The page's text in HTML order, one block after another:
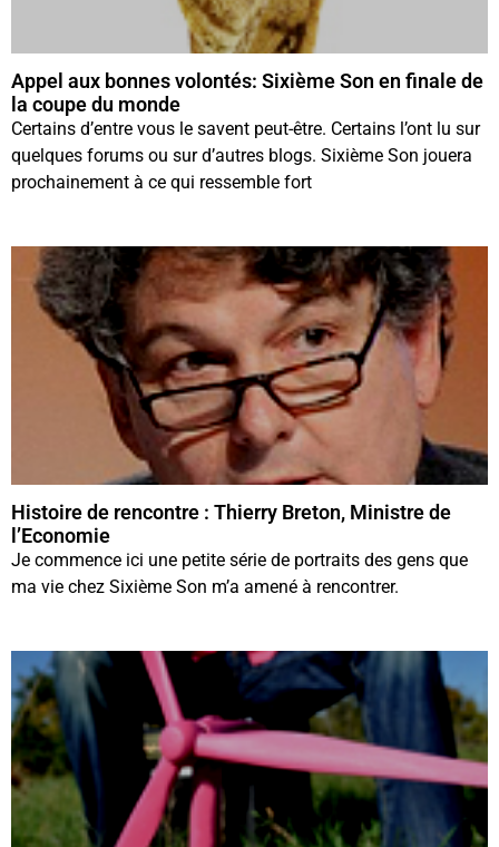
Appel aux bonnes volontés: Sixième Son en finale de
la coupe du monde
Certains d’entre vous le savent peut-être. Certains l’ont lu sur
quelques forums ou sur d’autres blogs. Sixième Son jouera
prochainement à ce qui ressemble fort
Histoire de rencontre : Thierry Breton, Ministre de
l’Economie
Je commence ici une petite série de portraits des gens que
ma vie chez Sixième Son m’a amené à rencontrer.